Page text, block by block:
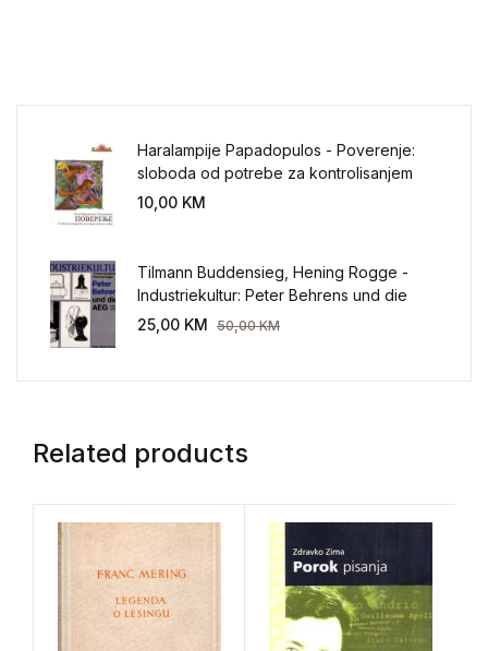
Haralampije Papadopulos - Poverenje:
sloboda od potrebe za kontrolisanjem
sveta
10,00 KM
Tilmann Buddensieg, Hening Rogge -
Industriekultur: Peter Behrens und die
AEG 1907-1914.
25,00 KM 50,00KM
Related products